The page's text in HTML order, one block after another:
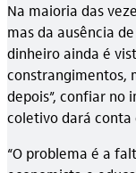
Na maioria das
mas da ausência
dinheiro ainda é
constrangimentos,
depois”, confiar no
coletivo dará conta
“O problema é a